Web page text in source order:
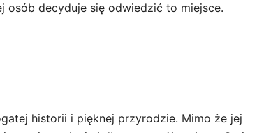
osób decyduje się odwiedzić to miejsce.
historii i pięknej przyrodzie. Mimo że jej